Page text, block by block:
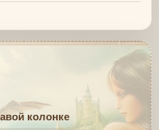
колонке